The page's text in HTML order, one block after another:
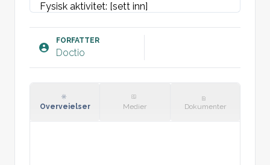
Fysisk aktivitet: [sett inn]
Objektivt:
St.p: Vesikulær respirasjon bilateralt uten
FORFATTER
Doctio
Overveielser Medier Dokumenter